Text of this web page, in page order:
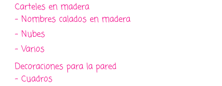
Carteles en madera
- Nombres calados en madera
- Nubes
- Varios
Decoraciones para la pared
- Cuadros